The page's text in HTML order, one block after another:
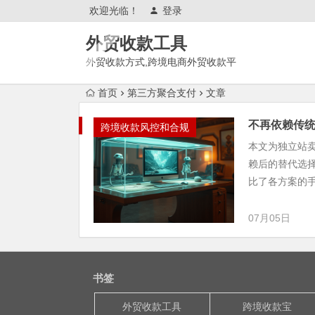
欢迎光临！ 登录
外贸收款工具
外贸收款方式,跨境电商外贸收款平
逊,tk,tiktok,temu特姆,东南亚
首页 第三方聚合支付 文章
跨境收款风控和合规 不再依赖传
本文为独立站
赖后的替代选
比了各方案的
07月05日
书签
外贸收款工具 跨境收款宝